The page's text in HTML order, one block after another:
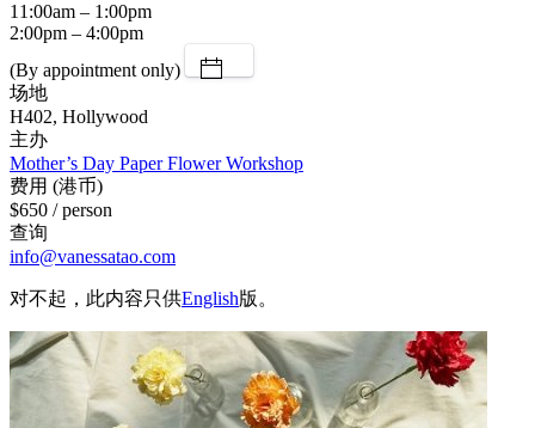
11:00am – 1:00pm
2:00pm – 4:00pm
(By appointment only)
场地
H402, Hollywood
主办
Mother’s Day Paper Flower Workshop
费用 (港币)
$650 / person
查询
info@vanessatao.com
对不起，此内容只供English版。